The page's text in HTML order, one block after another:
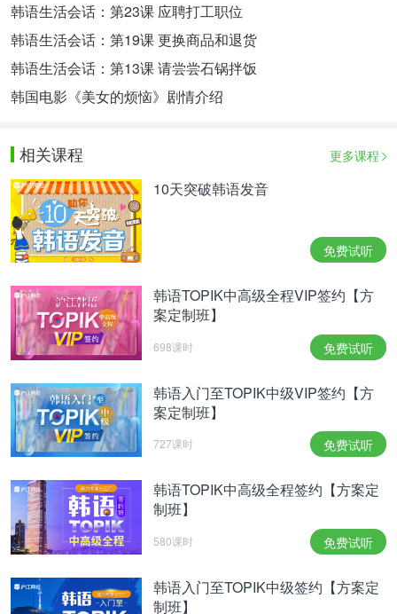
길이 막히므로 지하철을 탑시다.(X)
영화가 재미없으니까 보지마십시오.(O)
영화가 재미없으므로 보지마십시오.(X)
【有声】韩语阅读：喝饮料喝出了肾结石
【有声】适合在春雨天发的问候语
【有声】韩语阅读：什么是超加工食品？
本翻译为沪江韩语原创，禁止转载
相关热点：TOPIK初级必备词汇 韩语教学
韩语生活会话：第23课 应聘打工职位
韩语生活会话：第19课 更换商品和退货
韩语生活会话：第13课 请尝尝石锅拌饭
韩国电影《美女的烦恼》剧情介绍
相关课程 更多课程
10天突破韩语发音
免费试听
韩语TOPIK中高级全程VIP签约【方
案定制班】
698课时 免费试听
韩语入门至TOPIK中级VIP签约【方
案定制班】
727课时 免费试听
韩语TOPIK中高级全程签约【方案定
制班】
580课时 免费试听
韩语入门至TOPIK中级签约【方案定
制班】